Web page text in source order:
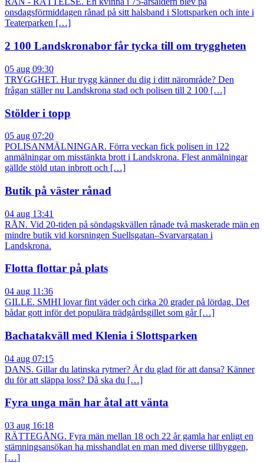
onsdagsförmiddagen rånad på sitt halsband i Slottsparken och inte i
Teaterparken […]
2 100 Landskronabor får tycka till om tryggheten
05 aug 09:30
TRYGGHET. Hur trygg känner du dig i ditt närområde? Den
frågan ställer nu Landskrona stad och polisen till 2 100 […]
Stölder i topp
05 aug 07:20
POLISANMÄLNINGAR. Förra veckan fick polisen in 122
anmälningar om misstänkta brott i Landskrona. Flest anmälningar
gällde stöld utan inbrott och […]
Butik på väster rånad
04 aug 13:41
RÅN. Vid 20-tiden på söndagskvällen rånade två maskerade män en
mindre butik vid korsningen Suellsgatan–Svarvargatan i
Landskrona.
Flotta flottar på plats
04 aug 11:36
GILLE. SMHI lovar fint väder och cirka 20 grader på lördag. Det
bådar gott inför det populära trädgårdsgillet som går […]
Bachatakväll med Klenia i Slottsparken
04 aug 07:15
DANS. Gillar du latinska rytmer? Är du glad för att dansa? Känner
du för att släppa loss? Då ska du […]
Fyra unga män har åtal att vänta
03 aug 16:18
RÄTTEGÅNG. Fyra män mellan 18 och 22 år gamla har enligt en
stämningsansökan ha misshandlat en man med diverse tillhyggen,
[…]